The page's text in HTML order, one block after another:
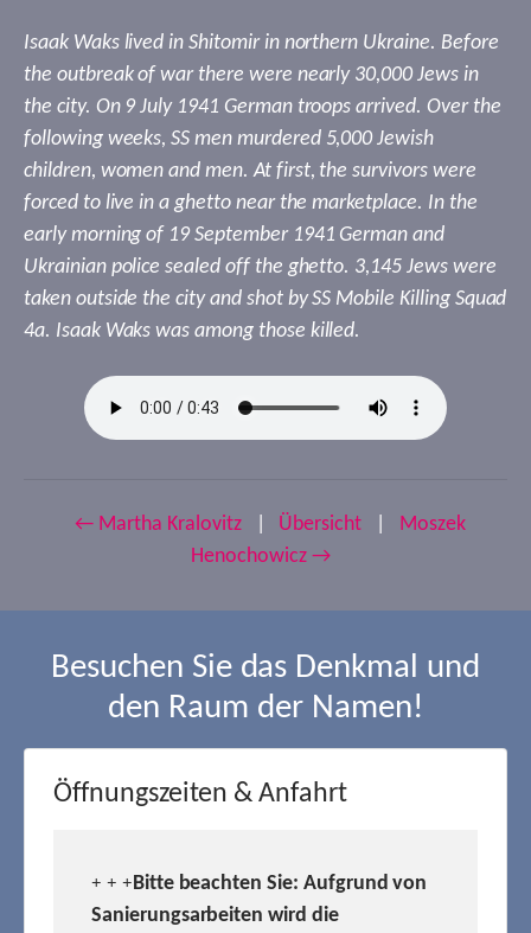
Isaak Waks lived in Shitomir in northern Ukraine. Before
the outbreak of war there were nearly 30,000 Jews in
the city. On 9 July 1941 German troops arrived. Over the
following weeks, SS men murdered 5,000 Jewish
children, women and men. At first, the survivors were
forced to live in a ghetto near the marketplace. In the
early morning of 19 September 1941 German and
Ukrainian police sealed off the ghetto. 3,145 Jews were
taken outside the city and shot by SS Mobile Killing Squad
4a. Isaak Waks was among those killed.
← Martha Kralovitz Übersicht
Moszek
Henochowicz →
Besuchen Sie das Denkmal und
den Raum der Namen!
Öffnungszeiten & Anfahrt
+ + +Bitte beachten Sie: Aufgrund von
Sanierungsarbeiten wird die